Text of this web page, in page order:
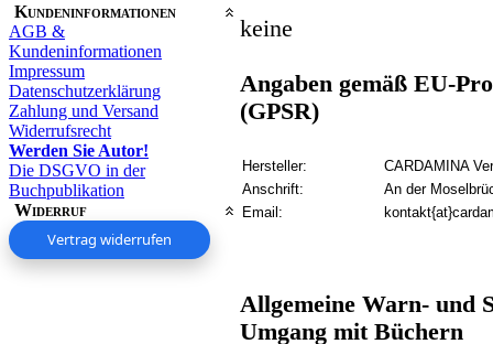
Kundeninformationen
AGB &
Kundeninformationen
Impressum
Datenschutzerklärung
Zahlung und Versand
Widerrufsrecht
Werden Sie Autor!
Die DSGVO in der
Buchpublikation
Widerruf
Vertrag widerrufen
keine
Angaben gemäß EU-
(GPSR)
Hersteller:
CARDAMINA
Anschrift:
An der
Email:
Allgemeine Warn- und
Umgang mit Büchern